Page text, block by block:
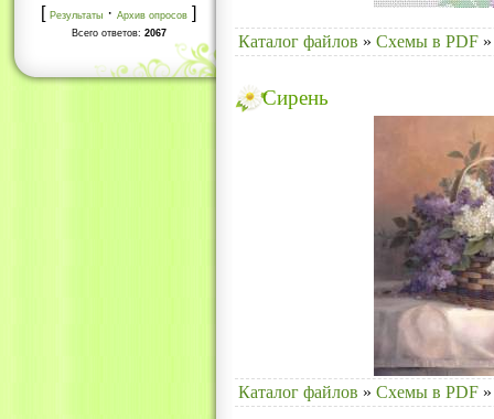
[ Результаты · Архив опросов ]
Всего ответов: 2067 Каталог файлов » Схемы в PDF »
Сирень
Каталог файлов » Схемы в PDF »